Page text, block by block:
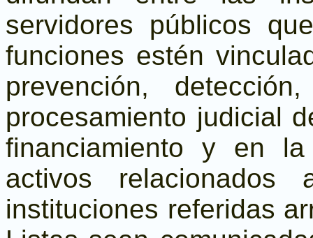
servidores públicos
funciones estén
prevención,
procesamiento judicial
financiamiento y en
activos
instituciones referidas